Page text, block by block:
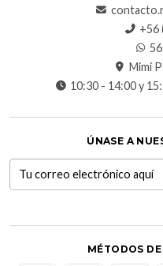
+56
Mimi
10:30 - 14:00 y
ÚNASE A
MÉTODOS